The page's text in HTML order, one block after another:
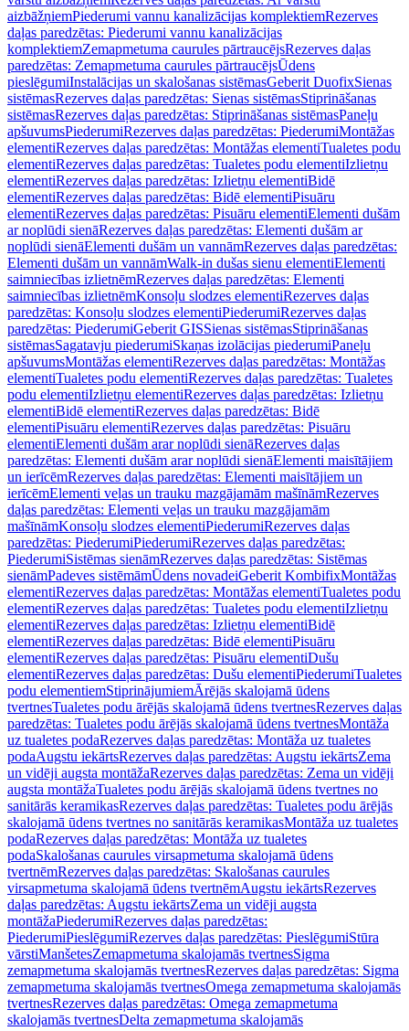
aizbāžņiemPiederumi vannu kanalizācijas komplektiemRezerves
daļas paredzētas: Piederumi vannu kanalizācijas
komplektiemZemapmetuma caurules pārtraucējsRezerves daļas
paredzētas: Zemapmetuma caurules pārtraucējsŪdens
pieslēgumiInstalācijas un skalošanas sistēmasGeberit DuofixSienas
sistēmasRezerves daļas paredzētas: Sienas sistēmasStiprināšanas
sistēmasRezerves daļas paredzētas: Stiprināšanas sistēmasPaneļu
apšuvumsPiederumiRezerves daļas paredzētas: PiederumiMontāžas
elementiRezerves daļas paredzētas: Montāžas elementiTualetes podu
elementiRezerves daļas paredzētas: Tualetes podu elementiIzlietņu
elementiRezerves daļas paredzētas: Izlietņu elementiBidē
elementiRezerves daļas paredzētas: Bidē elementiPisuāru
elementiRezerves daļas paredzētas: Pisuāru elementiElementi dušām
ar noplūdi sienāRezerves daļas paredzētas: Elementi dušām ar
noplūdi sienāElementi dušām un vannāmRezerves daļas paredzētas:
Elementi dušām un vannāmWalk-in dušas sienu elementiElementi
saimniecības izlietnēmRezerves daļas paredzētas: Elementi
saimniecības izlietnēmKonsoļu slodzes elementiRezerves daļas
paredzētas: Konsoļu slodzes elementiPiederumiRezerves daļas
paredzētas: PiederumiGeberit GISSienas sistēmasStiprināšanas
sistēmasSagatavju piederumiSkaņas izolācijas piederumiPaneļu
apšuvumsMontāžas elementiRezerves daļas paredzētas: Montāžas
elementiTualetes podu elementiRezerves daļas paredzētas: Tualetes
podu elementiIzlietņu elementiRezerves daļas paredzētas: Izlietņu
elementiBidē elementiRezerves daļas paredzētas: Bidē
elementiPisuāru elementiRezerves daļas paredzētas: Pisuāru
elementiElementi dušām arar noplūdi sienāRezerves daļas
paredzētas: Elementi dušām arar noplūdi sienāElementi maisītājiem
un ierīcēmRezerves daļas paredzētas: Elementi maisītājiem un
ierīcēmElementi veļas un trauku mazgājamām mašīnāmRezerves
daļas paredzētas: Elementi veļas un trauku mazgājamām
mašīnāmKonsoļu slodzes elementiPiederumiRezerves daļas
paredzētas: PiederumiPiederumiRezerves daļas paredzētas:
PiederumiSistēmas sienāmRezerves daļas paredzētas: Sistēmas
sienāmPadeves sistēmāmŪdens novadeiGeberit KombifixMontāžas
elementiRezerves daļas paredzētas: Montāžas elementiTualetes podu
elementiRezerves daļas paredzētas: Tualetes podu elementiIzlietņu
elementiRezerves daļas paredzētas: Izlietņu elementiBidē
elementiRezerves daļas paredzētas: Bidē elementiPisuāru
elementiRezerves daļas paredzētas: Pisuāru elementiDušu
elementiRezerves daļas paredzētas: Dušu elementiPiederumiTualetes
podu elementiemStiprinājumiemĀrējās skalojamā ūdens
tvertnesTualetes podu ārējās skalojamā ūdens tvertnesRezerves daļas
paredzētas: Tualetes podu ārējās skalojamā ūdens tvertnesMontāža
uz tualetes podaRezerves daļas paredzētas: Montāža uz tualetes
podaAugstu iekārtsRezerves daļas paredzētas: Augstu iekārtsZema
un vidēji augsta montāžaRezerves daļas paredzētas: Zema un vidēji
augsta montāžaTualetes podu ārējās skalojamā ūdens tvertnes no
sanitārās keramikasRezerves daļas paredzētas: Tualetes podu ārējās
skalojamā ūdens tvertnes no sanitārās keramikasMontāža uz tualetes
podaRezerves daļas paredzētas: Montāža uz tualetes
podaSkalošanas caurules virsapmetuma skalojamā ūdens
tvertnēmRezerves daļas paredzētas: Skalošanas caurules
virsapmetuma skalojamā ūdens tvertnēmAugstu iekārtsRezerves
daļas paredzētas: Augstu iekārtsZema un vidēji augsta
montāžaPiederumiRezerves daļas paredzētas:
PiederumiPieslēgumiRezerves daļas paredzētas: PieslēgumiStūra
vārstiManšetesZemapmetuma skalojamās tvertnesSigma
zemapmetuma skalojamās tvertnesRezerves daļas paredzētas: Sigma
zemapmetuma skalojamās tvertnesOmega zemapmetuma skalojamās
tvertnesRezerves daļas paredzētas: Omega zemapmetuma
skalojamās tvertnesDelta zemapmetuma skalojamās